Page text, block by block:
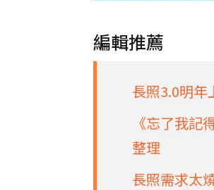
編輯推薦
長照3.0明年
《忘了我記
整理
長照需求太